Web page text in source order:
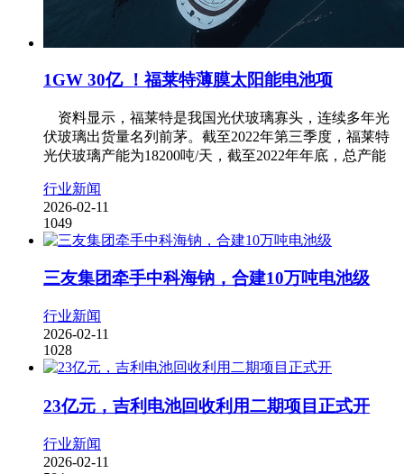
1GW 30亿 ！福莱特薄膜太阳能电池项
资料显示，福莱特是我国光伏玻璃寡头，连续多年光
伏玻璃出货量名列前茅。截至2022年第三季度，福莱特
光伏玻璃产能为18200吨/天，截至2022年年底，总产能
行业新闻
2026-02-11
1049
三友集团牵手中科海钠，合建10万吨电池级
行业新闻
2026-02-11
1028
23亿元，吉利电池回收利用二期项目正式开
行业新闻
2026-02-11